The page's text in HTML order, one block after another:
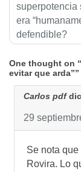
de
entradas
superpotencia
era
defendible?
One thought on
evitar que arda””
Carlos pdf
29
Se nota
Rovira. Lo